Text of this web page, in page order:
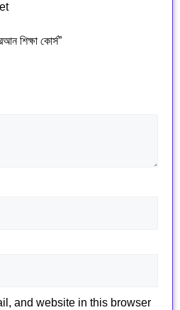
শিক্ষা কোর্স”
and website in this browser